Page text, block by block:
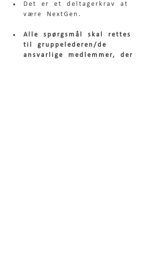
Det er et deltagerkrav at
være NextGen.
Alle spørgsmål skal rettes
til gruppelederen/de
ansvarlige medlemmer, der